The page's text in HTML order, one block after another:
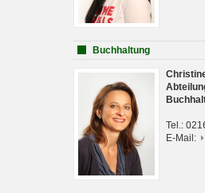
Buchhaltung
Tel.:
E-Mail: